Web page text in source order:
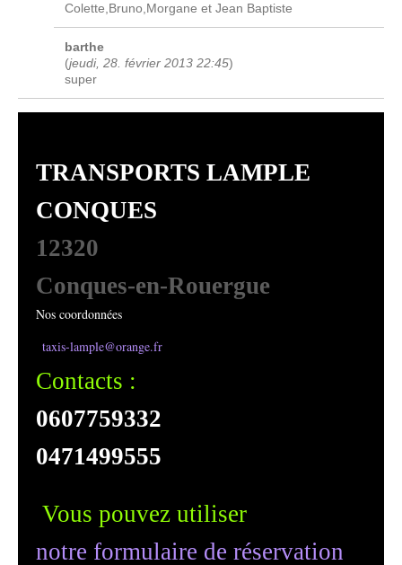
Colette,Bruno,Morgane et Jean Baptiste
barthe
(jeudi, 28. février 2013 22:45)
super
TRANSPORTS LAMPLE
CONQUES
12320
Conques-en-Rouergue
Nos coordonnées
taxis-lample@orange.fr
Contacts :
0607759332
0471499555
Vous pouvez utiliser
notre formulaire de réservation